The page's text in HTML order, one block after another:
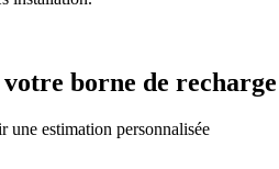
borne de recharge
une estimation personnalisée